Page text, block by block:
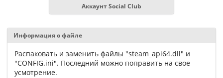
Аккаунт Social Club
Информация о файле
Распаковать и заменить файлы "steam_api64.dll" и
"CONFIG.ini". Последний можно поправить на свое
усмотрение.